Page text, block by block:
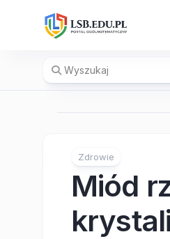
Zdrowie
Miód